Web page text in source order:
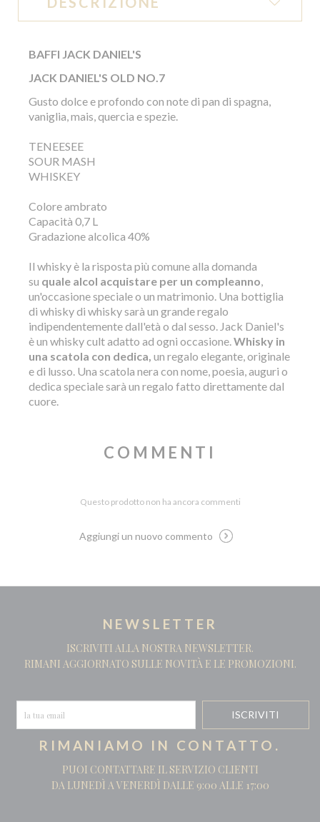
BAFFI JACK DANIEL'S
JACK DANIEL'S OLD NO.7
Gusto dolce e profondo con note di pan di spagna,
vaniglia, mais, quercia e spezie.
TENEESEE
SOUR MASH
WHISKEY
Colore ambrato
Capacità 0,7 L
Gradazione alcolica 40%
Il whisky è la risposta più comune alla domanda
su quale alcol acquistare per un compleanno,
un'occasione speciale o un matrimonio. Una bottiglia
di whisky di whisky sarà un grande regalo
indipendentemente dall'età o dal sesso. Jack Daniel's
è un whisky cult adatto ad ogni occasione.Whisky in
una scatola con dedica, un regalo elegante, originale
e di lusso. Una scatola nera con nome, poesia, auguri o
dedica speciale sarà un regalo fatto direttamente dal
cuore.
COMMENTI
Questo prodotto non ha ancora commenti
Aggiungi un nuovo commento
NEWSLETTER
ISCRIVITI ALLA NOSTRA NEWSLETTER.
RIMANI AGGIORNATO SULLE NOVITÀ E LE PROMOZIONI.
RIMANIAMO IN CONTATTO.
PUOI CONTATTARE IL SERVIZIO CLIENTI
DA LUNEDÌ A VENERDÌ DALLE 9:00 ALLE 17:00